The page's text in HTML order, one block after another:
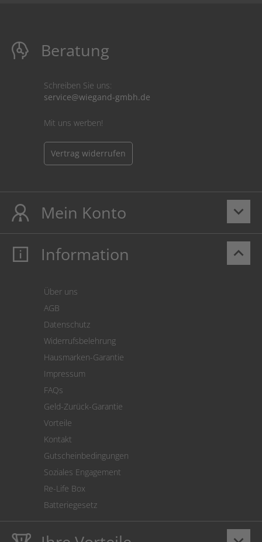
Beratung
Schreiben Sie uns:
service@wiegand-gmbh.de
Mit uns werben!
Vertrag widerrufen
keyboard_arrow_down
Mein Konto
Mein Konto
Cookie Einstellungen
keyboard_arrow_up
Information
Über uns
AGB
Datenschutz
Widerrufsbelehrung
Hausmarken-Garantie
Impressum
FAQs
Geld-Zurück-Garantie
Vorteile
Kontakt
Gutscheinbedingungen
Soziales Engagement
Re-Life Box
Batteriegesetz